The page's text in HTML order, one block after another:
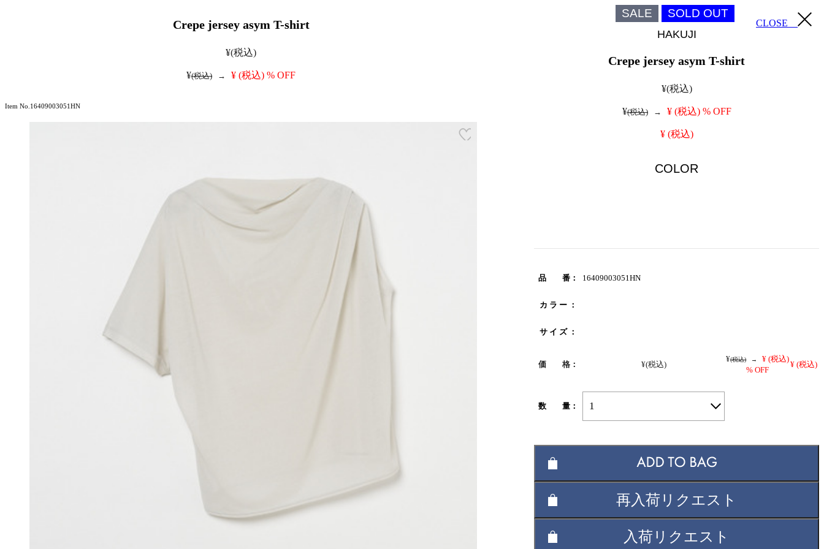
Crepe jersey asym T-shirt
¥(税込)
¥(税込) → ¥ (税込) % OFF
Item No.16409003051HN
SALE SOLD OUT
HAKUJI
Crepe jersey asym T-shirt
¥(税込)
¥(税込) → ¥ (税込) % OFF
¥ (税込)
COLOR
品 番： 16409003051HN
カ ラ ー ：
サ イ ズ ：
価 格： ¥(税込)
¥(税込) → ¥ (税込)
% OFF
¥ (税込)
数 量： 1
再入荷リクエスト
入荷リクエスト
CLOSE